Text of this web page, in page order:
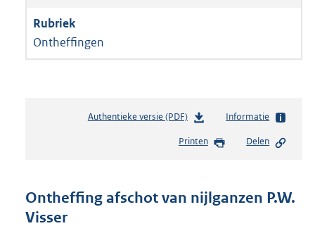
Ontheffingen
Authentieke versie (PDF)b
s
d
Informatie
Printen Delen
Ontheffing afschot van nijlganzen P.W.
Visser